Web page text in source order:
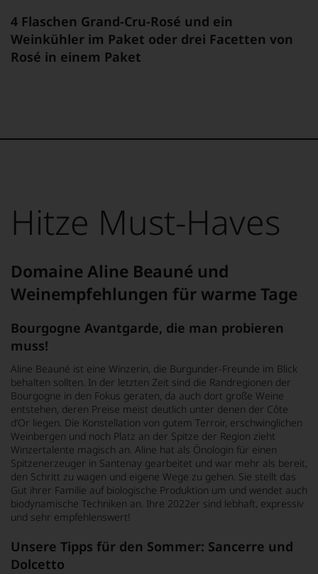
4 Flaschen Grand-Cru-Rosé und ein
Weinkühler im Paket oder drei Facetten von
Rosé in einem Paket
Hitze Must-Haves
Domaine Aline Beauné und
Weinempfehlungen für warme Tage
Bourgogne Avantgarde, die man probieren
muss!
Aline Beauné ist eine Winzerin, die Burgunder-Freunde im Blick
behalten sollten. In der letzten Zeit sind die Randregionen der
Bourgogne in den Fokus geraten, da auch dort große Weine
entstehen, deren Preise meist deutlich unter denen der Côte
d’Or liegen. Die Konstellation von gutem Terroir, erschwinglichen
Weinbergen und noch Platz an der Spitze der Region zieht
Winzertalente magisch an. Aline hat als Önologin für einen
Spitzenerzeuger in Santenay gearbeitet und war mehr als bereit,
den Schritt zu wagen und eigene Wege zu gehen. Sie stellt das
Gut ihrer Familie auf biologische Produktion um und wendet auch
biodynamische Techniken an. Ihre 2022er sind lebhaft, expressiv
und sehr empfehlenswert!
Unsere Tipps für den Sommer: Sancerre und
Dolcetto